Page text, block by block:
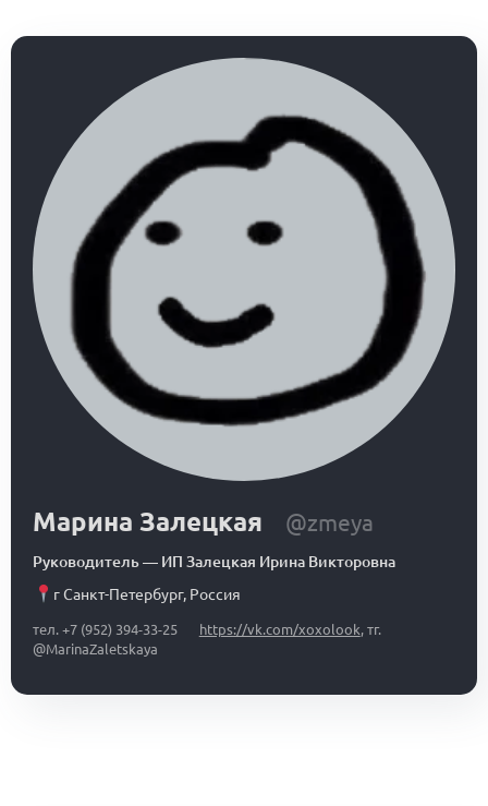
Марина Залецкая @zmeya
Руководитель— ИП Залецкая Ирина Викторовна
г Санкт-Петербург, Россия
тел. +7 (952) 394-33-25 https://vk.com/xoxolook , тг.
@MarinaZaletskaya